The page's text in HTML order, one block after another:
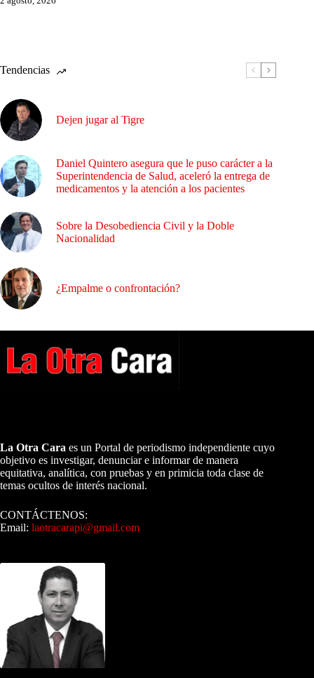
Tendencias
Dejen jugar al Tigre
Daniel Quintero asegura que le puso carácter a la
Superintendencia de Salud, aceleró la entrega de
medicamentos y la atención a los pacientes
Sobre la Desobediencia Civil y la Doble
Nacionalidad
¿Empalme o confrontación?
La Otra Cara es un Portal de periodismo independiente cuyo
objetivo es investigar, denunciar e informar de manera
equitativa, analítica, con pruebas y en primicia toda clase de
temas ocultos de interés nacional.
CONTÁCTENOS:
Email: laotracarapi@gmail.com